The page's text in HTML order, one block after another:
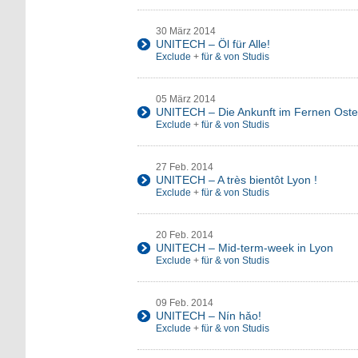
30 März 2014
UNITECH – Öl für Alle!
Exclude + für & von Studis
05 März 2014
UNITECH – Die Ankunft im Fernen
Exclude + für & von Studis
27 Feb. 2014
UNITECH – A très bientôt Lyon !
Exclude + für & von Studis
20 Feb. 2014
UNITECH – Mid-term-week in Lyon
Exclude + für & von Studis
09 Feb. 2014
UNITECH – Nín hǎo!
Exclude + für & von Studis